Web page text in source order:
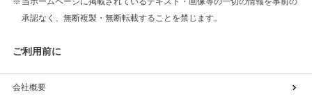
承認なく、無断複製・無断転載することを禁じます。
ご利用前に
会社概要